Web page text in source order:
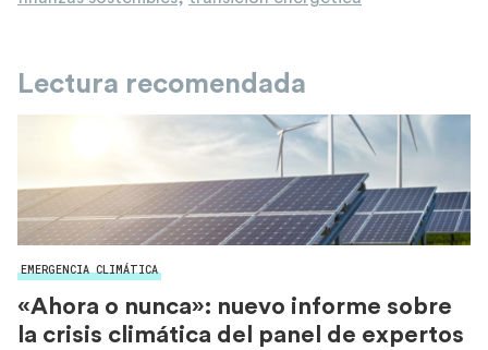
Lectura recomendada
EMERGENCIA CLIMÁTICA
«Ahora o nunca»: nuevo informe sobre
la crisis climática del panel de expertos